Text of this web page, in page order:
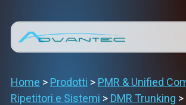
contenuto
Home > Prodotti > PMR & Unified
Ripetitori e Sistemi > DMR Trunking >